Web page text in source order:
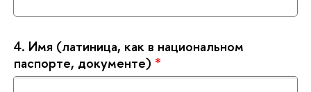
4. Имя (латиница, как в национальном
паспорте, документе) *